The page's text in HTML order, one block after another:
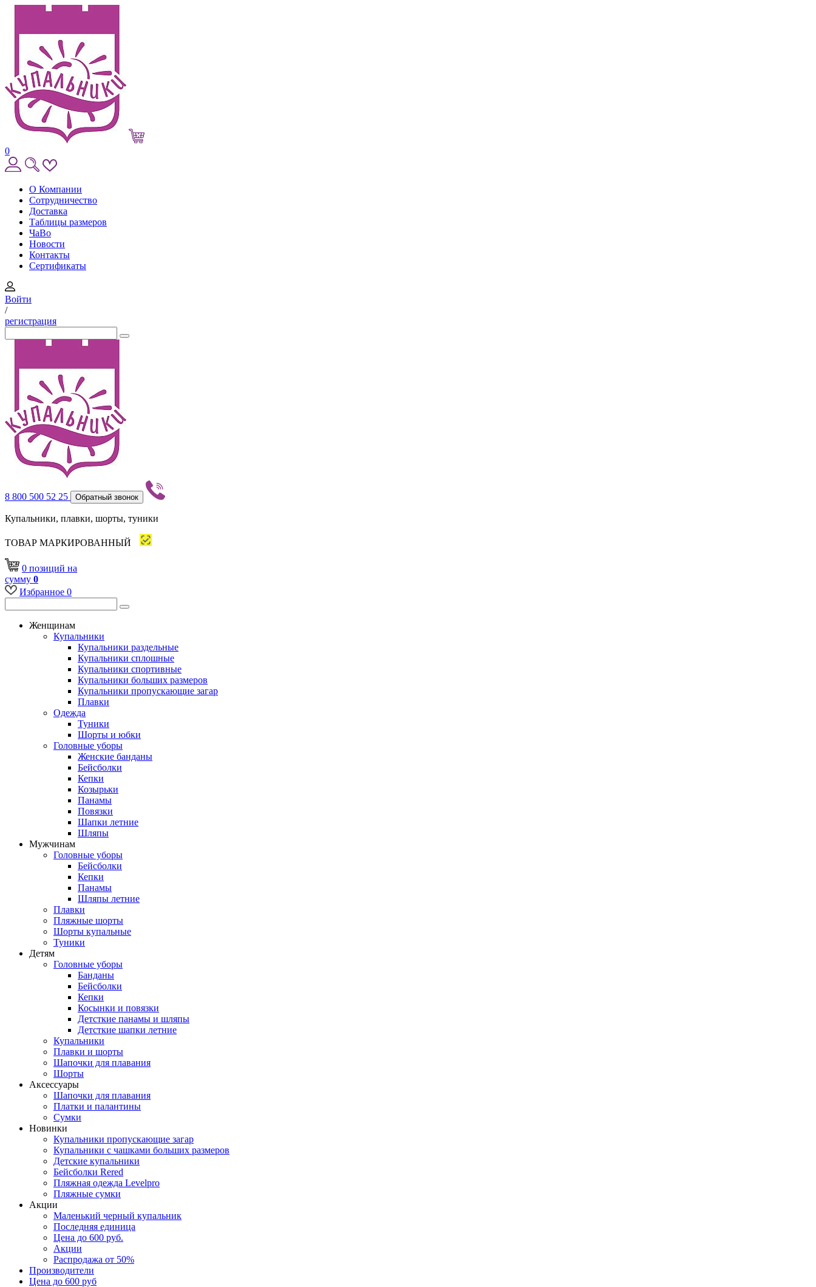
0
О Компании
Сотрудничество
Доставка
Таблицы размеров
ЧаВо
Новости
Контакты
Сертификаты
Войти
/
регистрация
8 800 500 52 25 Обратный звонок
Купальники, плавки, шорты, туники
ТОВАР МАРКИРОВАННЫЙ
0 позиций на
сумму 0
Избранное 0
Женщинам
Купальники
Купальники раздельные
Купальники сплошные
Купальники спортивные
Купальники больших размеров
Купальники пропускающие загар
Плавки
Одежда
Туники
Шорты и юбки
Головные уборы
Женские банданы
Бейсболки
Кепки
Козырьки
Панамы
Повязки
Шапки летние
Шляпы
Мужчинам
Головные уборы
Бейсболки
Кепки
Панамы
Шляпы летние
Плавки
Пляжные шорты
Шорты купальные
Туники
Детям
Головные уборы
Банданы
Бейсболки
Кепки
Косынки и повязки
Детсткие панамы и шляпы
Детсткие шапки летние
Купальники
Плавки и шорты
Шапочки для плавания
Шорты
Аксессуары
Шапочки для плавания
Платки и палантины
Сумки
Новинки
Купальники пропускающие загар
Купальники с чашками больших размеров
Детские купальники
Бейсболки Rered
Пляжная одежда Levelpro
Пляжные сумки
Акции
Маленький черный купальник
Последняя единица
Цена до 600 руб.
Акции
Распродажа от 50%
Производители
Цена до 600 руб